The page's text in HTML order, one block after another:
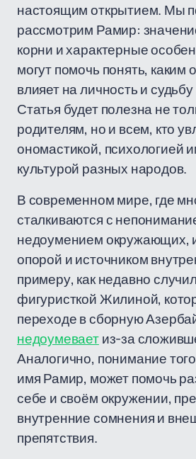
настоящим открытием. Мы
рассмотрим Рамир:
корни и характерные
могут помочь понять, каким
влияет на личность и
Статья будет полезна не
родителям, но и всем, кто
ономастикой, психологией
культурой разных народов.
В современном мире, где
сталкиваются с
недоумением окружающих,
опорой и источником
примеру, как недавно
фигуристкой Жилиной,
переходе в сборную
недоумеваетиз-за
Аналогично, понимание
имя Рамир, может помочь
себе и своём окружении,
внутренние сомнения и
препятствия.